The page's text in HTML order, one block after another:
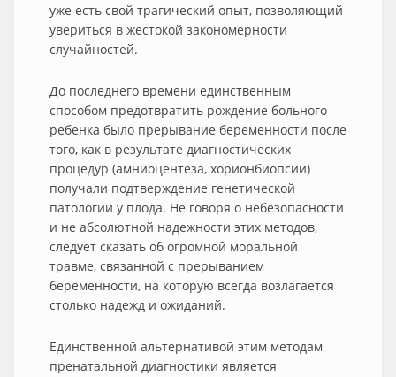
уже есть свой трагический опыт, позволяющий
увериться в жестокой закономерности
случайностей.
До последнего времени единственным
способом предотвратить рождение больного
ребенка было прерывание беременности после
того, как в результате диагностических
процедур (амниоцентеза, хорионбиопсии)
получали подтверждение генетической
патологии у плода. Не говоря о небезопасности
и не абсолютной надежности этих методов,
следует сказать об огромной моральной
травме, связанной с прерыванием
беременности, на которую всегда возлагается
столько надежд и ожиданий.
Единственной альтернативой этим методам
пренатальной диагностики является